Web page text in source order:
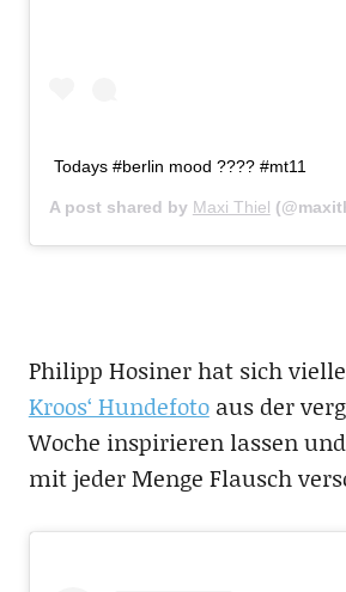
Todays #berlin mood ???? #mt11
A post shared by Maxi Thiel
Philipp Hosiner hat sich
Kroos‘ Hundefotoaus der
Woche inspirieren lassen
mit jeder Menge Flausch